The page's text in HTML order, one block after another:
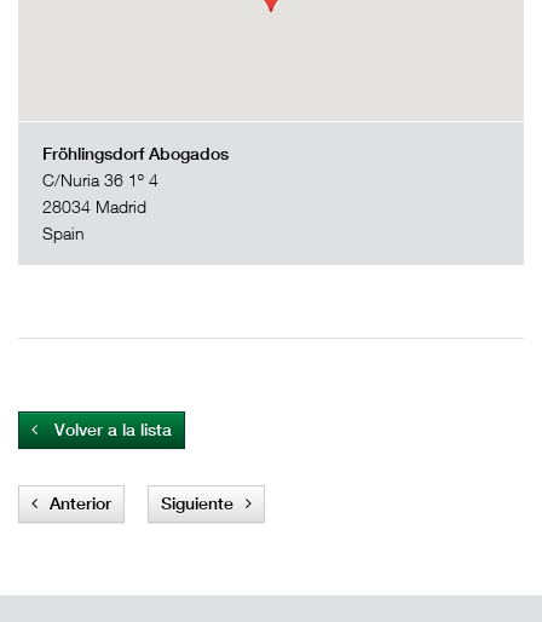
Fröhlingsdorf Abogados
C/Nuria 36 1º 4
28034 Madrid
Spain
Volver a la lista
Anterior Siguiente